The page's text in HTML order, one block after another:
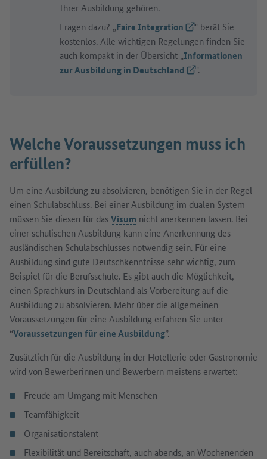
Ihrer Ausbildung gehören.
Fragen dazu? „Faire Integration(Externer Link)
" berät Sie
kostenlos. Alle wichtigen Regelungen finden Sie
auch kompakt in der Übersicht „Informationen
zur Ausbildung in Deutschland(Externer Link)
".
Welche Voraussetzungen muss ich
erfüllen?
Um eine Ausbildung zu absolvieren, benötigen Sie in der Regel
einen Schulabschluss. Bei einer Ausbildung im dualen System
müssen Sie diesen für dasVisum nicht anerkennen lassen. Bei
einer schulischen Ausbildung kann eine Anerkennung des
ausländischen Schulabschlusses notwendig sein. Für eine
Ausbildung sind gute Deutschkenntnisse sehr wichtig, zum
Beispiel für die Berufsschule. Es gibt auch die Möglichkeit,
einen Sprachkurs in Deutschland als Vorbereitung auf die
Ausbildung zu absolvieren. Mehr über die allgemeinen
Voraussetzungen für eine Ausbildung erfahren Sie unter
“Voraussetzungen für eine Ausbildung”.
Zusätzlich für die Ausbildung in der Hotellerie oder Gastronomie
wird von Bewerberinnen und Bewerbern meistens erwartet:
Freude am Umgang mit Menschen
Teamfähigkeit
Organisationstalent
Flexibilität und Bereitschaft, auch abends, an Wochenenden